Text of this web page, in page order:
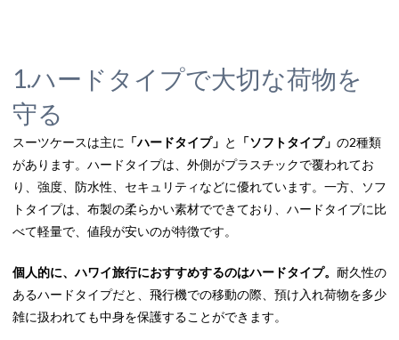
1.ハードタイプで大切な荷物を
守る
スーツケースは主に 「ハードタイプ」 と 「ソフトタイプ」 の2種類
があります。ハードタイプは、外側がプラスチックで覆われてお
り、強度、防水性、セキュリティなどに優れています。一方、ソフ
トタイプは、布製の柔らかい素材でできており、ハードタイプに比
べて軽量で、値段が安いのが特徴です。
個人的に、ハワイ旅行におすすめするのはハードタイプ。 耐久性の
あるハードタイプだと、飛行機での移動の際、預け入れ荷物を多少
雑に扱われても中身を保護することができます。